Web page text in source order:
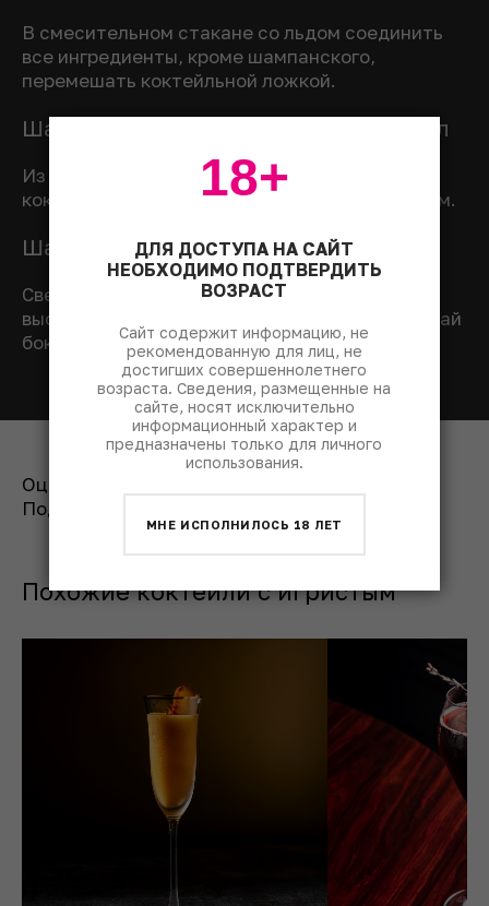
В смесительном стакане со льдом соединить
все ингредиенты, кроме шампанского,
перемешать коктейльной ложкой.
Шаг 3: Переливаем коктейль в бокал
Из флюта выбросить лед, перелить в бокал
коктейль через стрейнер, долить шампанским.
Шаг 4: Украшаем коктейль
Свернуть лимонную цедру в спираль, чтобы
высвободить эфирные масла, положить на край
бокала.
Оценить рецепт:
Поделиться:
Похожие коктейли с игристым
ДЛЯ ДОСТУПА НА САЙТ
НЕОБХОДИМО ПОДТВЕРДИТЬ
ВОЗРАСТ
Сайт содержит информацию, не
рекомендованную для лиц, не
достигших совершеннолетнего
возраста. Сведения, размещенные на
сайте, носят исключительно
информационный характер и
предназначены только для личного
использования.
МНЕ ИСПОЛНИЛОСЬ 18 ЛЕТ
18+